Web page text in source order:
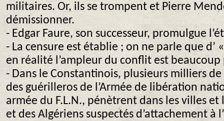
militaires. Or, ils se trompent et Pierre
démissionner.
- Edgar Faure, son successeur, promulgue
- La censure est établie ; on ne parle que d’
en réalité l’ampleur du conflit est
- Dans le Constantinois, plusieurs milliers
des guérilleros de l’Armée de libération
armée du F.L.N., pénètrent dans les villes et
et des Algériens suspectés d’attachement à